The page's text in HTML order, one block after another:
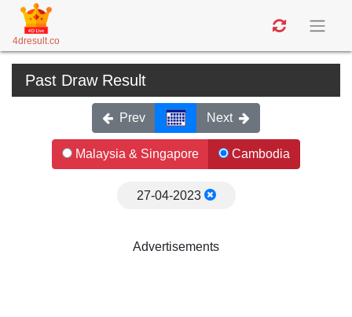
4dresult.co
Past Draw Result
Prev Next
Malaysia & Singapore Cambodia
27-04-2023
Advertisements